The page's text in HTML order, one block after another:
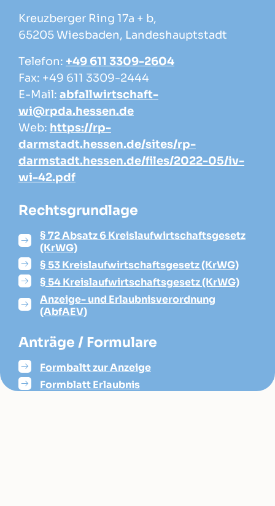
Kreuzberger Ring 17a + b,
65205 Wiesbaden, Landeshauptstadt
Telefon: +49 611 3309-2604
Fax: +49 611 3309-2444
E-Mail: abfallwirtschaft-
wi@rpda.hessen.de
Web: https://rp-
darmstadt.hessen.de/sites/rp-
darmstadt.hessen.de/files/2022-05/iv-
wi-42.pdf
Rechtsgrundlage
§ 72 Absatz 6 Kreislaufwirtschaftsgesetz
(KrWG)
§ 53 Kreislaufwirtschaftsgesetz (KrWG)
§ 54 Kreislaufwirtschaftsgesetz (KrWG)
Anzeige- und Erlaubnisverordnung
(AbfAEV)
Anträge / Formulare
Formbaltt zur Anzeige
Formblatt Erlaubnis